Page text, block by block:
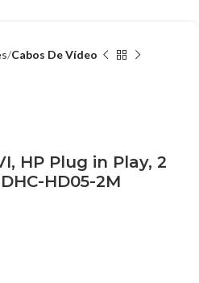
Cabos De Vídeo
HP Plug in Play, 2
HD05-2M